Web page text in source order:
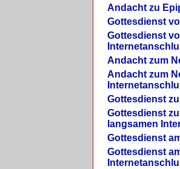
Andacht zu
Gottesdienst
Gottesdienst
Andacht zum
Andacht zum
Gottesdienst
Gottesdienst
langsamen
Gottesdienst
Gottesdienst